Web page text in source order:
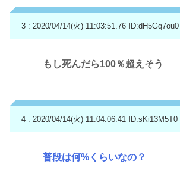
3 : 2020/04/14(火) 11:03:51.76 ID:dH5Gq7ou0
もし死んだら100％超えそう
4 : 2020/04/14(火) 11:04:06.41 ID:sKi13M5T0
普段は何%くらいなの？